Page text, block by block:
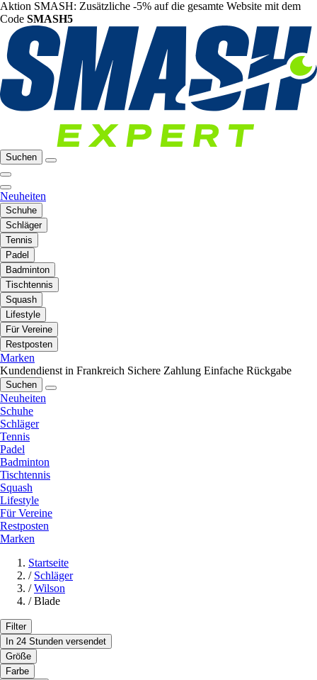
Aktion SMASH: Zusätzliche -5% auf die gesamte Website mit dem
Code SMASH5
Suchen
Neuheiten
Schuhe
Schläger
Tennis
Padel
Badminton
Tischtennis
Squash
Lifestyle
Für Vereine
Restposten
Marken
Kundendienst in Frankreich Sichere Zahlung Einfache Rückgabe
Suchen
Neuheiten
Schuhe
Schläger
Tennis
Padel
Badminton
Tischtennis
Squash
Lifestyle
Für Vereine
Restposten
Marken
Startseite
/ Schläger
/ Wilson
/ Blade
Filter
In 24 Stunden versendet
Größe
Farbe